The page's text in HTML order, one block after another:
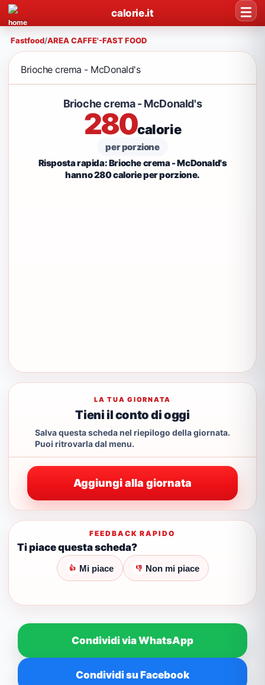
calorie.it
Fastfood/AREA CAFFE'-FAST FOOD
Brioche crema - McDonald's
Brioche crema - McDonald's
280calorie
per porzione
Risposta rapida: Brioche crema - McDonald's
hanno 280 calorie per porzione.
LA TUA GIORNATA
Tieni il conto di oggi
Salva questa scheda nel riepilogo della giornata.
Puoi ritrovarla dal menu.
Aggiungi alla giornata
FEEDBACK RAPIDO
Ti piace questa scheda?
👍 Mi piace 👎 Non mi piace
Condividi via WhatsApp
Condividi su Facebook